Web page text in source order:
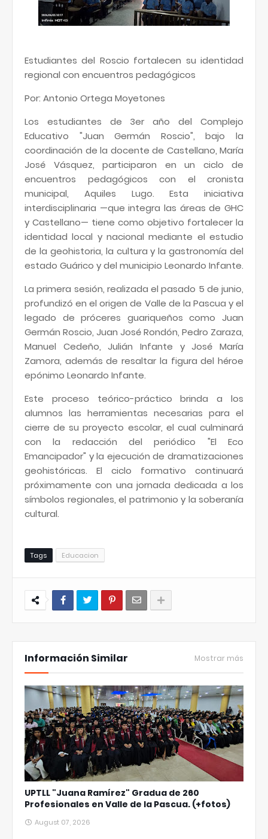
Estudiantes del Roscio fortalecen su identidad
regional con encuentros pedagógicos
​Por: Antonio Ortega Moyetones
​Los estudiantes de 3er año del Complejo
Educativo "Juan Germán Roscio", bajo la
coordinación de la docente de Castellano, María
José Vásquez, participaron en un ciclo de
encuentros pedagógicos con el cronista
municipal, Aquiles Lugo. Esta iniciativa
interdisciplinaria —que integra las áreas de GHC
y Castellano— tiene como objetivo fortalecer la
identidad local y nacional mediante el estudio
de la geohistoria, la cultura y la gastronomía del
estado Guárico y del municipio Leonardo Infante.
​La primera sesión, realizada el pasado 5 de junio,
profundizó en el origen de Valle de la Pascua y el
legado de próceres guariqueños como Juan
Germán Roscio, Juan José Rondón, Pedro Zaraza,
Manuel Cedeño, Julián Infante y José María
Zamora, además de resaltar la figura del héroe
epónimo Leonardo Infante.
​Este proceso teórico-práctico brinda a los
alumnos las herramientas necesarias para el
cierre de su proyecto escolar, el cual culminará
con la redacción del periódico "El Eco
Emancipador" y la ejecución de dramatizaciones
geohistóricas. El ciclo formativo continuará
próximamente con una jornada dedicada a los
símbolos regionales, el patrimonio y la soberanía
cultural.
Tags Educacion
Información Similar Mostrar más
UPTLL "Juana Ramírez" Gradua de 260
Profesionales en Valle de la Pascua. (+fotos)
August 07, 2026